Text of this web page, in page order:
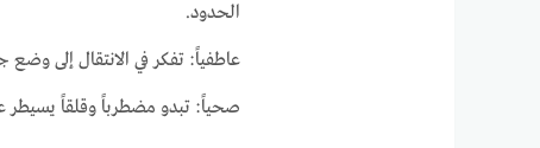
الحدود.
عاطفياً: تفكر في الانتقال إلى
صحياً: تبدو مضطرباً وقلقاً